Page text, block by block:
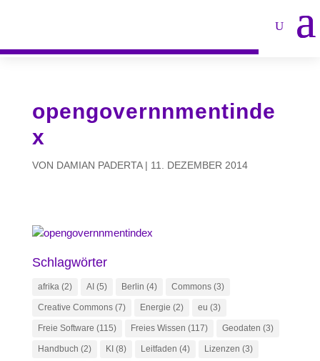
opengovernnmentinde
x
VON DAMIAN PADERTA| 11. DEZEMBER 2014
Schlagwörter
afrika(2) AI (5) Berlin (4) Commons(3)
Creative Commons(7) Energie (2) eu (3)
Freie Software (115) Freies Wissen (117) Geodaten (3)
Handbuch (2) KI (8) Leitfaden (4) Lizenzen (3)